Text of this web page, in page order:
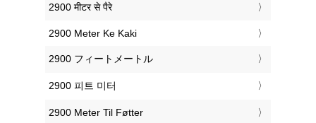
‎2900 मीटर से पैरे
‎2900 Meter Ke Kaki
‎2900 フィートメートル
‎2900 피트 미터
‎2900 Meter Til Føtter